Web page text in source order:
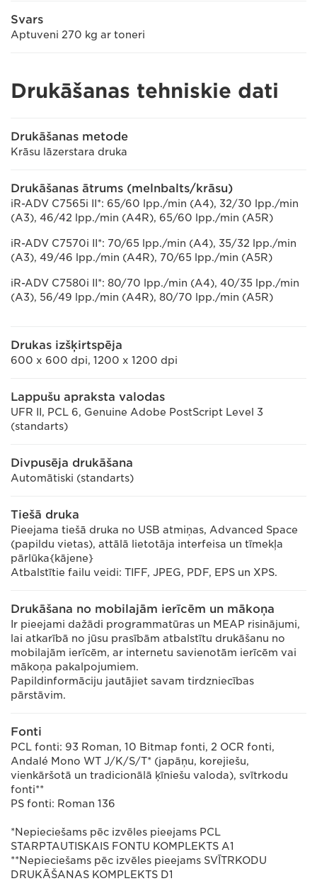
Svars
Aptuveni 270 kg ar toneri
Drukāšanas tehniskie dati
Drukāšanas metode
Krāsu lāzerstara druka
Drukāšanas ātrums (melnbalts/krāsu)
iR-ADV C7565i II*: 65/60 lpp./min (A4), 32/30 lpp./min
(A3), 46/42 lpp./min (A4R), 65/60 lpp./min (A5R)
iR-ADV C7570i II*: 70/65 lpp./min (A4), 35/32 lpp./min
(A3), 49/46 lpp./min (A4R), 70/65 lpp./min (A5R)
iR-ADV C7580i II*: 80/70 lpp./min (A4), 40/35 lpp./min
(A3), 56/49 lpp./min (A4R), 80/70 lpp./min (A5R)
Drukas izšķirtspēja
600 x 600 dpi, 1200 x 1200 dpi
Lappušu apraksta valodas
UFR II, PCL 6, Genuine Adobe PostScript Level 3
(standarts)
Divpusēja drukāšana
Automātiski (standarts)
Tiešā druka
Pieejama tiešā druka no USB atmiņas, Advanced Space
(papildu vietas), attālā lietotāja interfeisa un tīmekļa
pārlūka{kājene}
Atbalstītie failu veidi: TIFF, JPEG, PDF, EPS un XPS.
Drukāšana no mobilajām ierīcēm un mākoņa
Ir pieejami dažādi programmatūras un MEAP risinājumi,
lai atkarībā no jūsu prasībām atbalstītu drukāšanu no
mobilajām ierīcēm, ar internetu savienotām ierīcēm vai
mākoņa pakalpojumiem.
Papildinformāciju jautājiet savam tirdzniecības
pārstāvim.
Fonti
PCL fonti: 93 Roman, 10 Bitmap fonti, 2 OCR fonti,
Andalé Mono WT J/K/S/T* (japāņu, korejiešu,
vienkāršotā un tradicionālā ķīniešu valoda), svītrkodu
fonti**
PS fonti: Roman 136
*Nepieciešams pēc izvēles pieejams PCL
STARPTAUTISKAIS FONTU KOMPLEKTS A1
**Nepieciešams pēc izvēles pieejams SVĪTRKODU
DRUKĀŠANAS KOMPLEKTS D1